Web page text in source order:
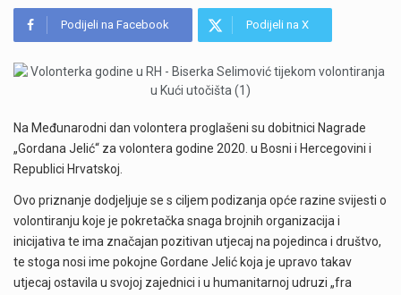
Podijeli na Facebook Podijeli na X
Na Međunarodni dan volontera proglašeni su dobitnici Nagrade
„Gordana Jelić“ za volontera godine 2020. u Bosni i Hercegovini i
Republici Hrvatskoj.
Ovo priznanje dodjeljuje se s ciljem podizanja opće razine svijesti o
volontiranju koje je pokretačka snaga brojnih organizacija i
inicijativa te ima značajan pozitivan utjecaj na pojedinca i društvo,
te stoga nosi ime pokojne Gordane Jelić koja je upravo takav
utjecaj ostavila u svojoj zajednici i u humanitarnoj udruzi „fra